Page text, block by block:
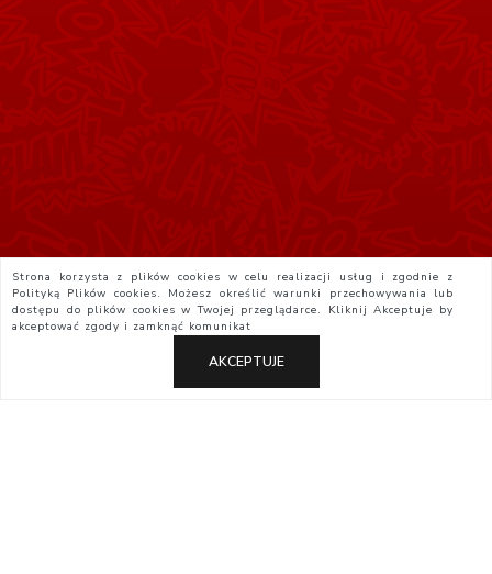
Strona korzysta z plików cookies w celu realizacji usług i zgodnie z
Polityką Plików cookies. Możesz określić warunki przechowywania lub
dostępu do plików cookies w Twojej przeglądarce. KliknijAkceptuje by
akceptować zgody i zamknąć komunikat
AKCEPTUJE